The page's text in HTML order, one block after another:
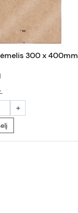
300 x 400mm
+